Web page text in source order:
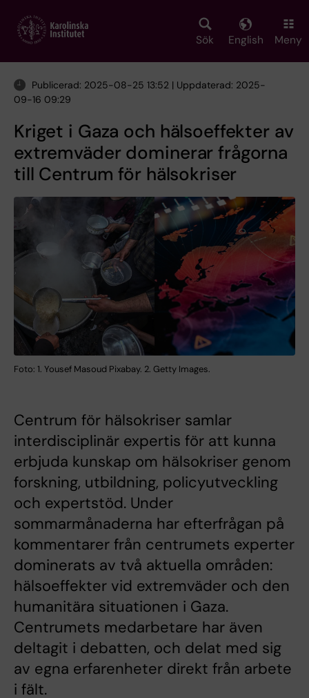
main
Sök English Meny
Publicerad: 2025-08-25 13:52 | Uppdaterad: 2025-
09-16 09:29
Kriget i Gaza och hälsoeffekter av
extremväder dominerar frågorna
till Centrum för hälsokriser
Foto: 1. Yousef Masoud Pixabay. 2. Getty Images.
Centrum för hälsokriser samlar
interdisciplinär expertis för att kunna
erbjuda kunskap om hälsokriser genom
forskning, utbildning, policyutveckling
och expertstöd. Under
sommarmånaderna har efterfrågan på
kommentarer från centrumets experter
dominerats av två aktuella områden:
hälsoeffekter vid extremväder och den
humanitära situationen i Gaza.
Centrumets medarbetare har även
deltagit i debatten, och delat med sig
av egna erfarenheter direkt från arbete
i fält.